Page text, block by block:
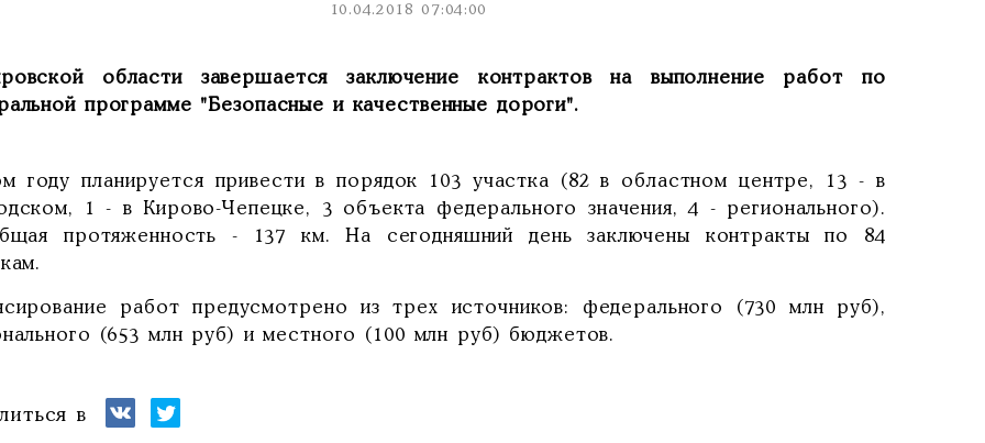
10.04.2018 07:04:00
области завершается заключение контрактов на выполнение работ по
программе "Безопасные и качественные дороги".
году планируется привести в порядок 103 участка (82 в областном центре, 13 - в
1 - в Кирово-Чепецке, 3 объекта федерального значения, 4 - регионального).
протяженность - 137 км. На сегодняшний день заключены контракты по 84
работ предусмотрено из трех источников: федерального (730 млн руб),
(653 млн руб) и местного (100 млн руб) бюджетов.
в